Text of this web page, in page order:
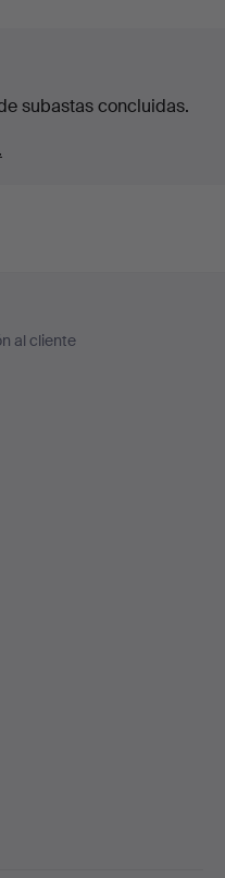
subastas concluidas.
al cliente